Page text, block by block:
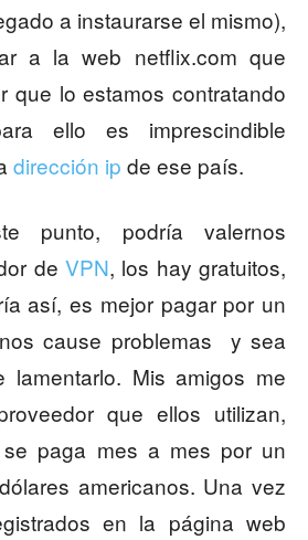
a instaurarse el mismo),
a la web netflix.com que
que lo estamos contratando
ello es imprescindible
dirección ip de ese país.
punto, podría valernos
de VPN, los hay gratuitos,
así, es mejor pagar por un
cause problemas y sea
lamentarlo. Mis amigos me
que ellos utilizan,
paga mes a mes por un
americanos. Una vez
en la página web